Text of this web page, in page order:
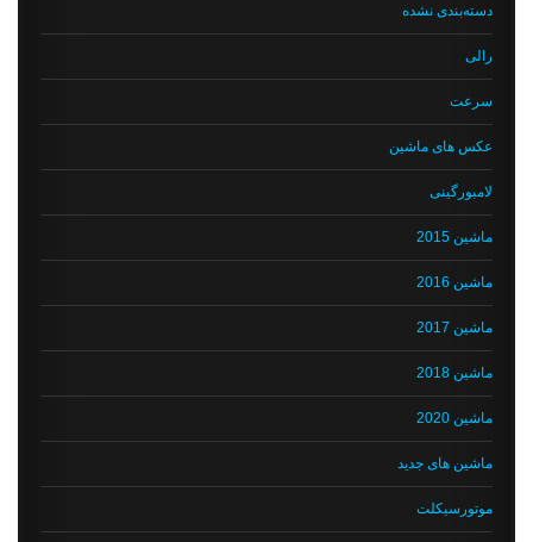
دسته‌بندی نشده
رالی
سرعت
عکس های ماشین
لامبورگینی
ماشین 2015
ماشین 2016
ماشین 2017
ماشین 2018
ماشین 2020
ماشین های جدید
موتورسیکلت